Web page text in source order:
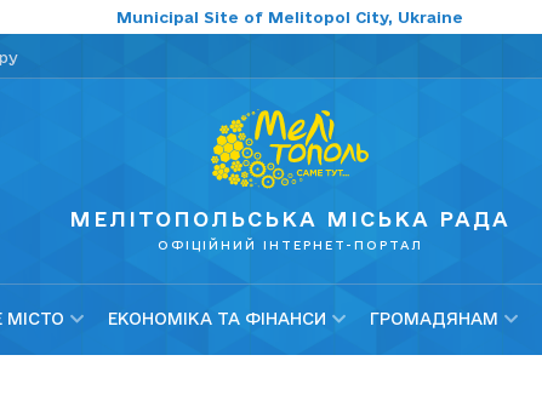
Municipal Site of Melitopol City, Ukraine
МЕЛІТОПОЛЬСЬКА МІСЬКА РАДА
ОФІЦІЙНИЙ ІНТЕРНЕТ-ПОРТАЛ
МІСТО ЕКОНОМІКА ТА ФІНАНСИ ГРОМАДЯНАМ